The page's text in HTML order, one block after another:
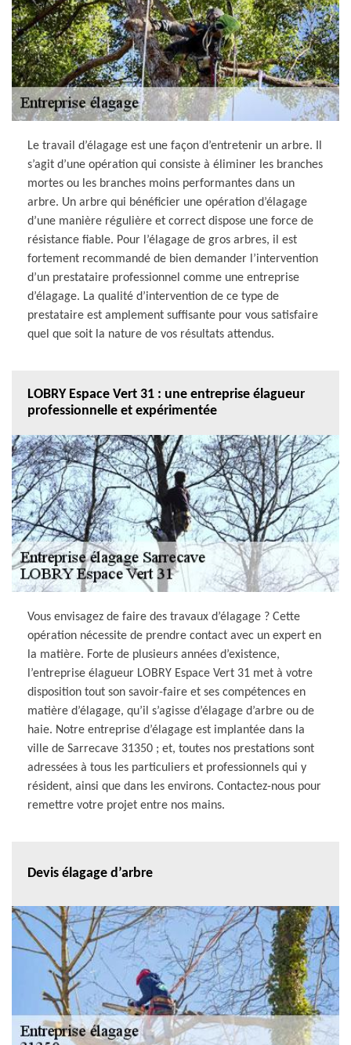
Le travail d’élagage est une façon d’entretenir un arbre. Il
s’agit d’une opération qui consiste à éliminer les branches
mortes ou les branches moins performantes dans un
arbre. Un arbre qui bénéficier une opération d’élagage
d’une manière régulière et correct dispose une force de
résistance fiable. Pour l’élagage de gros arbres, il est
fortement recommandé de bien demander l’intervention
d’un prestataire professionnel comme une entreprise
d’élagage. La qualité d’intervention de ce type de
prestataire est amplement suffisante pour vous satisfaire
quel que soit la nature de vos résultats attendus.
LOBRY Espace Vert 31 : une entreprise élagueur
professionnelle et expérimentée
Vous envisagez de faire des travaux d’élagage ? Cette
opération nécessite de prendre contact avec un expert en
la matière. Forte de plusieurs années d’existence,
l’entreprise élagueur LOBRY Espace Vert 31 met à votre
disposition tout son savoir-faire et ses compétences en
matière d’élagage, qu’il s’agisse d’élagage d’arbre ou de
haie. Notre entreprise d’élagage est implantée dans la
ville de Sarrecave 31350 ; et, toutes nos prestations sont
adressées à tous les particuliers et professionnels qui y
résident, ainsi que dans les environs. Contactez-nous pour
remettre votre projet entre nos mains.
Devis élagage d’arbre